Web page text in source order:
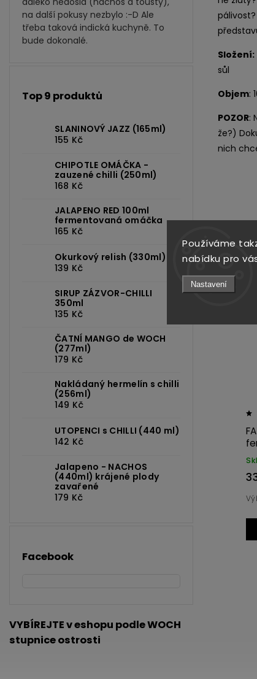
Používáme
nabídku pro
Nastavení
na další pokusy nezbylo :-D Ale
třeba taková indická kuchyně. To
bude dokonalé.
Top 9 produktů
SLANINOVÝ JAZZ (165ml)
155 Kč
CHIPOTLE OMÁČKA -
zauzené chilli (250ml)
168 Kč
JALAPENO RED 100ml
fermentovaná omáčka
165 Kč
Okurkový relish (330ml)
139 Kč
SIRUP ZÁZVOR-CHILLI
350ml
135 Kč
ČATNÍ MANGO de WOCH
(277ml)
179 Kč
Nakládaný hermelín s chilli
(256ml)
149 Kč
UTOPENCI s CHILLI (440 ml)
142 Kč
Jalapeno - NACHOS
(440ml) krájené plody
zavařené
179 Kč
Facebook
VYBÍREJTE v eshopu podle WOCH
stupnice ostrosti
Složení:
sůl
Objem:
POZOR:
že?)
nich
Previous
nádechem
Kód:776
JAHODOVÝ JAZZ de WOCH
127 Kč